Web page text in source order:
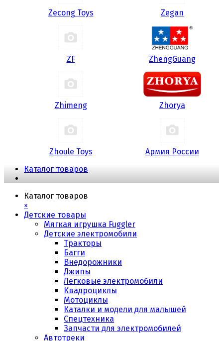
Zecong Toys Zegan
ZF ZhengGuang
Zhimeng Zhorya
Zhoule Toys
Армия России
Каталог товаров
Каталог товаров
×
Детские товары
Мягкая игрушка Fuggler
Детские электромобили
Тракторы
Багги
Внедорожники
Джипы
Легковые электромобили
Квадроциклы
Мотоциклы
Каталки и модели для малышей
Спецтехника
Запчасти для электромобилей
Автотреки